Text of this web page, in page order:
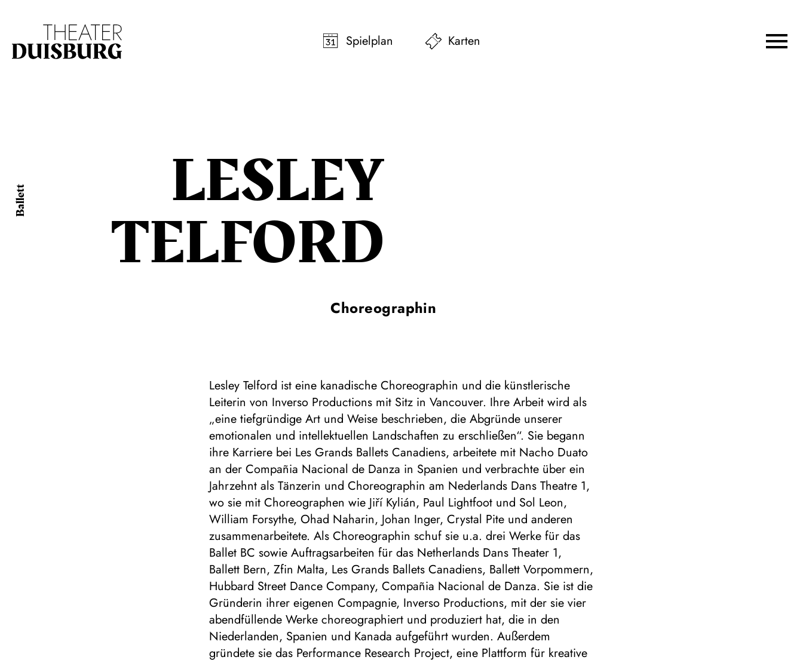
Spielplan
Karten
Ballett LESLEY
TELFORD
Choreographin
Lesley Telford ist eine kanadische Choreographin und die künstlerische
Leiterin von Inverso Productions mit Sitz in Vancouver. Ihre Arbeit wird als
„eine tiefgründige Art und Weise beschrieben, die Abgründe unserer
emotionalen und intellektuellen Landschaften zu erschließen“. Sie begann
ihre Karriere bei Les Grands Ballets Canadiens, arbeitete mit Nacho Duato
an der Compañia Nacional de Danza in Spanien und verbrachte über ein
Jahrzehnt als Tänzerin und Choreographin am Nederlands Dans Theatre 1,
wo sie mit Choreographen wie Jiří Kylián, Paul Lightfoot und Sol Leon,
William Forsythe, Ohad Naharin, Johan Inger, Crystal Pite und anderen
zusammenarbeitete. Als Choreographin schuf sie u.a. drei Werke für das
Ballet BC sowie Auftragsarbeiten für das Netherlands Dans Theater 1,
Ballett Bern, Zfin Malta, Les Grands Ballets Canadiens, Ballett Vorpommern,
Hubbard Street Dance Company, Compañia Nacional de Danza. Sie ist die
Gründerin ihrer eigenen Compagnie, Inverso Productions, mit der sie vier
abendfüllende Werke choreographiert und produziert hat, die in den
Niederlanden, Spanien und Kanada aufgeführt wurden. Außerdem
gründete sie das Performance Research Project, eine Plattform für kreative